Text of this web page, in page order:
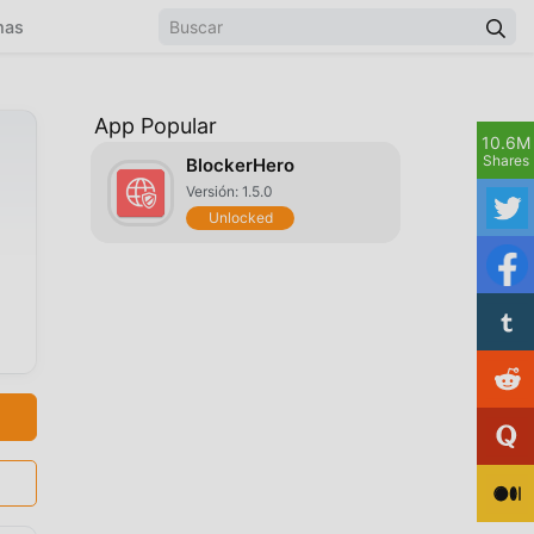
App Popular
BlockerHero
Versión: 1.5.0
Unlocked
10.6M
Shares